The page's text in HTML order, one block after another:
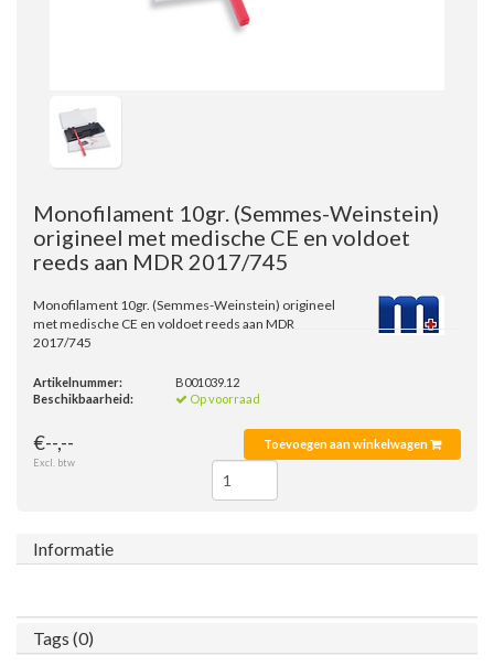
Monofilament 10gr. (Semmes-Weinstein)
origineel met medische CE en voldoet
reeds aan MDR 2017/745
Monofilament 10gr. (Semmes-Weinstein) origineel
met medische CE en voldoet reeds aan MDR
2017/745
Artikelnummer:
B001039.12
Beschikbaarheid:
Op voorraad
€--,--
Excl. btw
Toevoegen aan winkelwagen
Informatie
Tags (0)